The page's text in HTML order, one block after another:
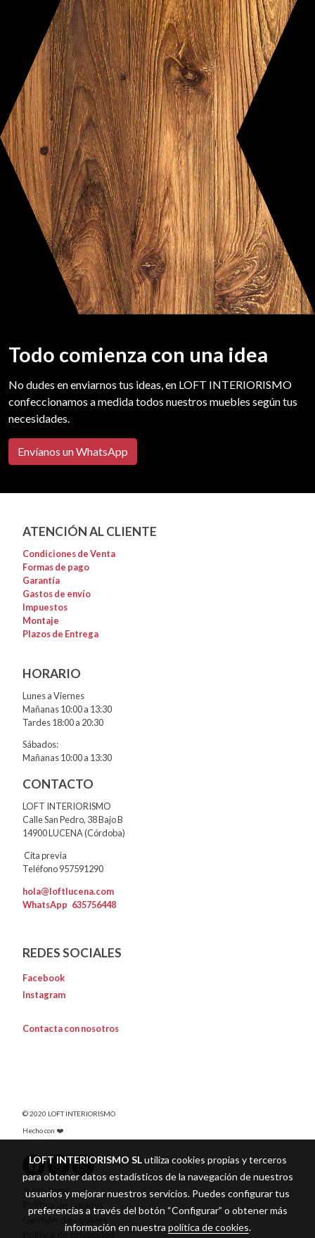
Todo comienza con una idea
No dudes en enviarnos tus ideas, en LOFT INTERIORISMO
confeccionamos a medida todos nuestros muebles según tus
necesidades.
Envíanos un WhatsApp
ATENCIÓN AL CLIENTE
Condiciones de Venta
Formas de pago
Garantía
Gastos de envío
Impuestos
Montaje
Plazos de Entrega
HORARIO
Lunes a Viernes
Mañanas 10:00 a 13:30
Tardes 18:00 a 20:30
Sábados:
Mañanas 10:00 a 13:30
CONTACTO
LOFT INTERIORISMO
Calle San Pedro, 38 Bajo B
14900 LUCENA (Córdoba)
Cita previa
Teléfono 957591290
hola@loftlucena.com
WhatsApp 635756448
REDES SOCIALES
Facebook
Instagram
Contacta con nosotros
© 2020 LOFT INTERIORISMO
Hecho con ❤️
Aviso legal
Política de cookies
Gestión de cookies
Política de privacidad
LOFT INTERIORISMO SLutiliza cookies propias y terceros
para obtener datos estadísticos de la navegación de nuestros
usuarios y mejorar nuestros servicios. Puedes configurar tus
preferencias a través del botón “Configurar” o obtener más
información en nuestra política de cookies.